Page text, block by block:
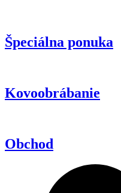
Špeciálna ponuka
Kovoobrábanie
Obchod